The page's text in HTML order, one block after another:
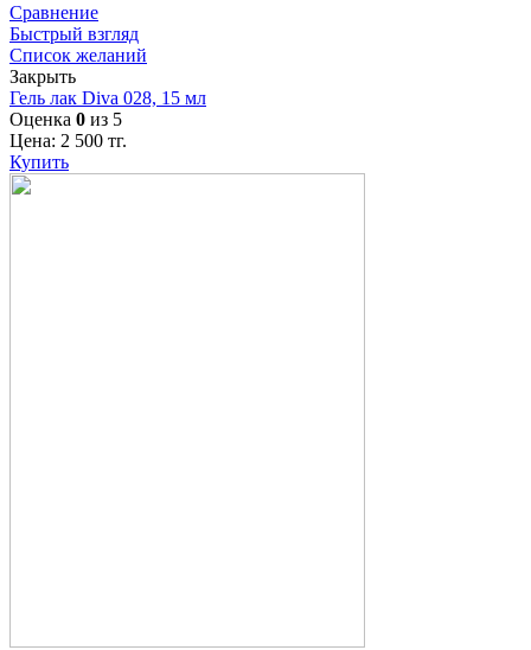
Сравнение
Быстрый взгляд
Список желаний
Закрыть
Гель лак Diva 028, 15 мл
Оценка 0 из 5
Цена: 2 500 тг.
Купить